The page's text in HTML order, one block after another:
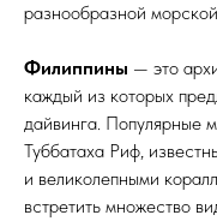
разнообразной
Филиппины — это
каждый из которых
дайвинга. Популярные
Туббатаха Риф,
и великолепными
встретить множество